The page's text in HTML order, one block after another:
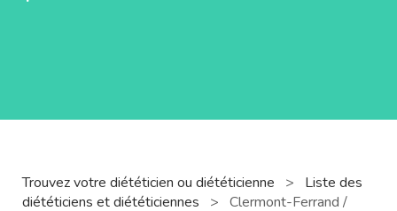
Trouvez votre diététicien ou diététicienne >
Liste des
diététiciens et diététiciennes
> Clermont-Ferrand /